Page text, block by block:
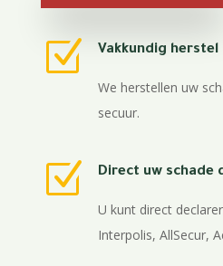
Z Vakkundig herstel
We herstellen uw
secuur.
Z Direct uw schade
U kunt direct
Interpolis, AllSecur,